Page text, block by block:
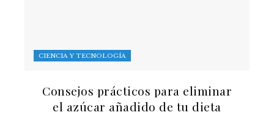
CIENCIA Y TECNOLOGÍA
Consejos prácticos para eliminar
el azúcar añadido de tu dieta